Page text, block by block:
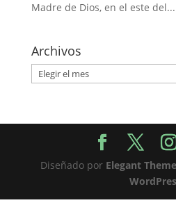
Madre de Dios, en el este del...
Archivos
Archivos
Diseñado por Elegant